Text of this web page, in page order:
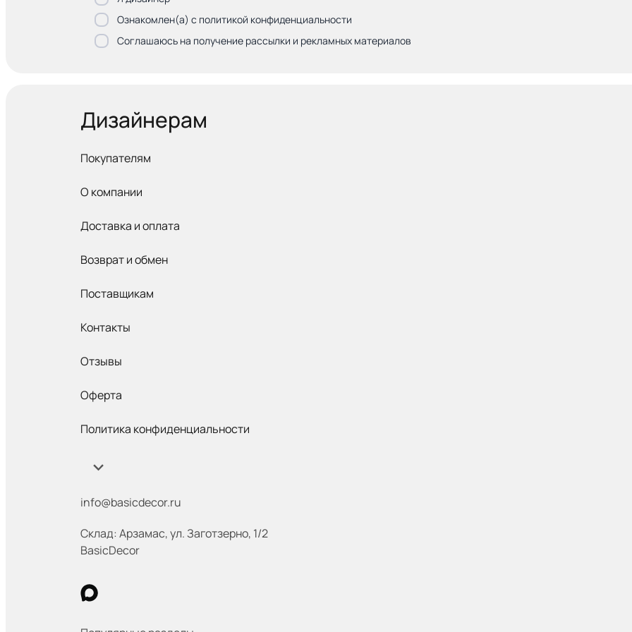
Ознакомлен(а) с политикой конфиденциальности
Соглашаюсь на получение рассылки и рекламных материалов
Дизайнерам
Покупателям
О компании
Доставка и оплата
Возврат и обмен
Поставщикам
Контакты
Отзывы
Оферта
Политика конфиденциальности
info@basicdecor.ru
Склад: Арзамас,ул. Заготзерно, 1/2
BasicDecor